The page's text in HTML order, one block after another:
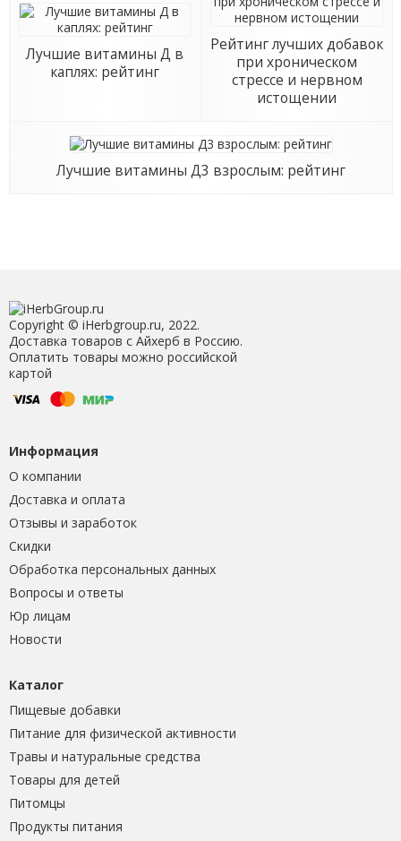
Лучшие витамины Д в
каплях: рейтинг
Рейтинг лучших добавок
при хроническом
стрессе и нервном
истощении
Лучшие витамины Д3 взрослым: рейтинг
Copyright © iHerbgroup.ru, 2022.
Доставка товаров с Айхерб в Россию.
Оплатить товары можно российской
картой
Информация
О компании
Доставка и оплата
Отзывы и заработок
Скидки
Обработка персональных данных
Вопросы и ответы
Юр лицам
Новости
Каталог
Пищевые добавки
Питание для физической активности
Травы и натуральные средства
Товары для детей
Питомцы
Продукты питания